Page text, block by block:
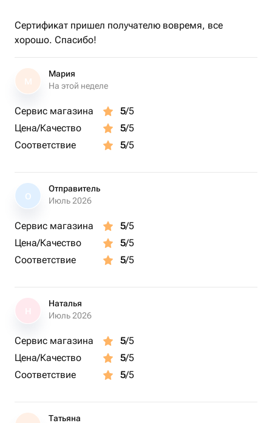
✓ В рабочее время, сотрудники обработают заказ
Прибытие на место катания
Знакомство с инструктором, экипировка
Инструктаж на берегу: техника безопасности,
знакомство с оборудованием, основы управления
крылом
Выход на воду с инструктором, обучение основным
водохранилищу
Разбор ошибок и рекомендации от инструктора
(ツ)_/¯ Важно:
Количество участников – 1 человек
Продолжительность – 1 час
Предоставляется: 1 вингфойл, гидрокостюм,
спасательный жилет
купальник/плавки, шлёпки или кроксы, полотенце,
солнцезащитный крем
Возможен перенос в зависимости от погодных условий
Сертификат пришел получателю вовремя, все
хорошо. Спасибо!
М
Мария
На этой неделе
Сервис магазина 5/5
Цена/Качество
5/5
Соответствие
5/5
О
Отправитель
Июль 2026
Сервис магазина 5/5
Цена/Качество
5/5
Соответствие
5/5
Наталья
Июль 2026
Сервис магазина 5/5
Цена/Качество
5/5
Соответствие
5/5
Татьяна